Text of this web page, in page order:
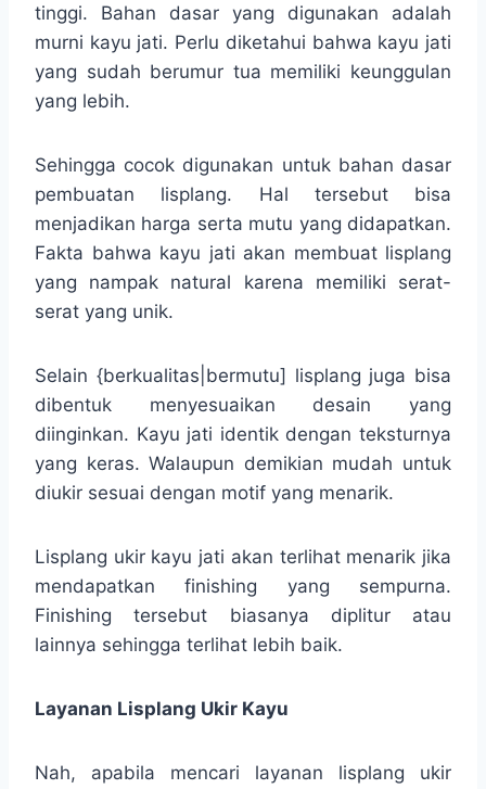
tinggi. Bahan dasar yang digunakan adalah
murni kayu jati. Perlu diketahui bahwa kayu jati
yang sudah berumur tua memiliki keunggulan
yang lebih.
Sehingga cocok digunakan untuk bahan dasar
pembuatan lisplang. Hal tersebut bisa
menjadikan harga serta mutu yang didapatkan.
Fakta bahwa kayu jati akan membuat lisplang
yang nampak natural karena memiliki serat-
serat yang unik.
Selain {berkualitas|bermutu] lisplang juga bisa
dibentuk menyesuaikan desain yang
diinginkan. Kayu jati identik dengan teksturnya
yang keras. Walaupun demikian mudah untuk
diukir sesuai dengan motif yang menarik.
Lisplang ukir kayu jati akan terlihat menarik jika
mendapatkan finishing yang sempurna.
Finishing tersebut biasanya diplitur atau
lainnya sehingga terlihat lebih baik.
Layanan Lisplang Ukir Kayu
Nah, apabila mencari layanan lisplang ukir